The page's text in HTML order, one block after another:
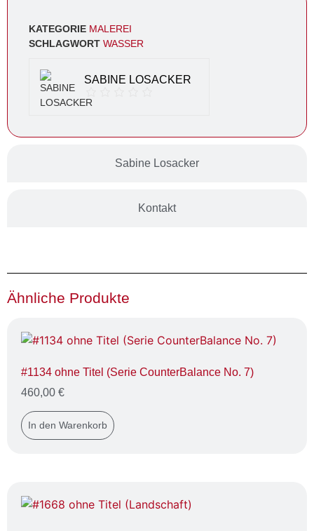
Sabine Losacker
Kontakt
KATEGORIE MALEREI
SCHLAGWORT WASSER
SABINE LOSACKER
Ähnliche Produkte
#1134 ohne Titel (Serie CounterBalance No. 7)
460,00 €
In den Warenkorb